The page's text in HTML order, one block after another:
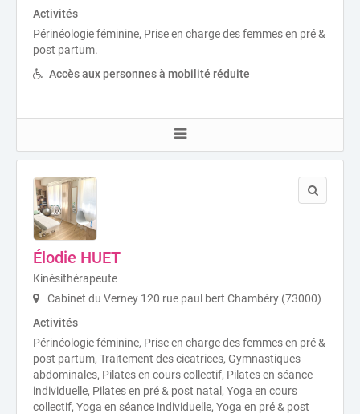
Activités
Périnéologie féminine, Prise en charge des femmes en pré &
post partum.
Accès aux personnes à mobilité réduite
Élodie HUET
Kinésithérapeute
Cabinet du Verney 120 rue paul bert Chambéry (73000)
Activités
Périnéologie féminine, Prise en charge des femmes en pré &
post partum, Traitement des cicatrices, Gymnastiques
abdominales, Pilates en cours collectif, Pilates en séance
individuelle, Pilates en pré & post natal, Yoga en cours
collectif, Yoga en séance individuelle, Yoga en pré & post